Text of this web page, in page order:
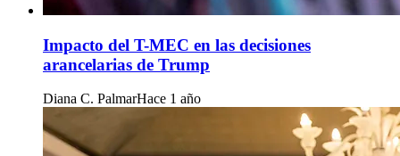
Impacto del T-MEC en las decisiones
arancelarias de Trump
Diana C. PalmarHace 1 año